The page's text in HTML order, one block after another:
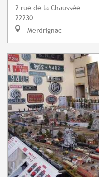
2 rue de la Chaussée
22230
Merdrignac